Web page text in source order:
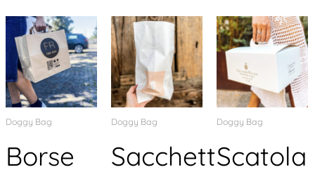
Doggy Bag
Borse
Doggy Bag
Sacchetti
Doggy Bag
Scatola